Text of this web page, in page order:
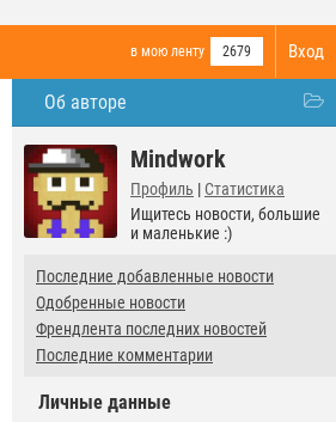
Вход
в мою ленту 2679
Об авторе
Mindwork
Профиль | Статистика
Ищитесь новости, большие
и маленькие :)
Последние добавленные новости
Одобренные новости
Френдлента последних новостей
Последние комментарии
Личные данные